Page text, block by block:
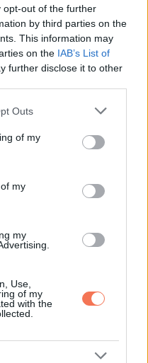
opt-out of the further
by third parties on the
This information may
on the IAB’s List of
further disclose it to other
one or more Google
You may click to
its third-party tags to
in below Google
Outs
of my
my
my
Use,
of my
with the
pasztát régóta
Méhcsípés
enyhítheti a
megoldások enyhébb
a bőrt. Komolyabb
fertőzés gyanújánál